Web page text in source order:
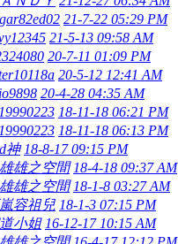
21-7-22 05:29 PM
21-5-13 09:58 AM
20-7-11 01:09 PM
20-5-12 12:41 AM
20-4-28 04:35 AM
18-11-18 06:21 PM
18-11-18 06:13 PM
神 18-8-17 09:15 PM
雄之空間 18-4-18 09:37 AM
雄之空間 18-1-8 03:27 AM
容祖兒 18-1-3 07:15 PM
小姐 16-12-17 10:15 AM